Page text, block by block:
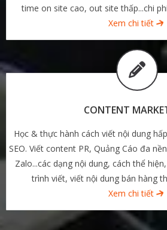
time on site cao, out site thấp...chi
Xem chi tiết
CONTENT
Học & thực hành cách viết nội dung
SEO. Viết content PR, Quảng Cáo đa
Zalo...các dạng nội dung, cách thể
trình viết, viết nội dung bán hàng
Xem chi tiết